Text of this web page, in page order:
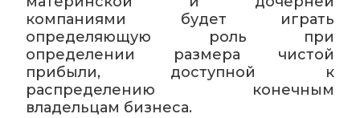
компаниями будет играть
определяющую роль при
определении размера чистой
прибыли, доступной к
распределению конечным
владельцам бизнеса.